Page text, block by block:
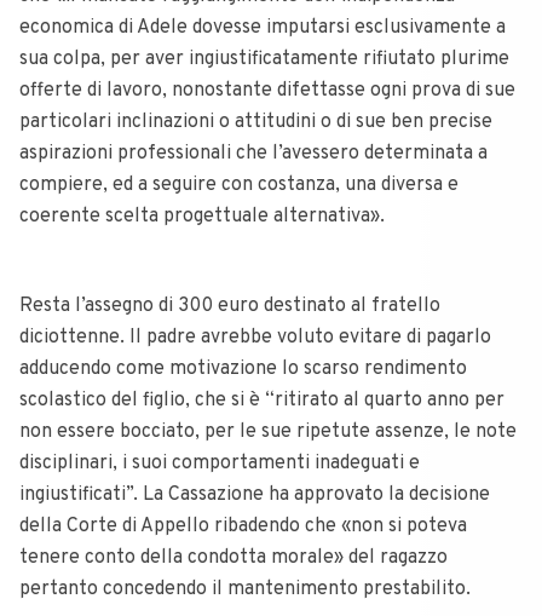
economica di Adele dovesse imputarsi esclusivamente a
sua colpa, per aver ingiustificatamente rifiutato plurime
offerte di lavoro, nonostante difettasse ogni prova di sue
particolari inclinazioni o attitudini o di sue ben precise
aspirazioni professionali che l’avessero determinata a
compiere, ed a seguire con costanza, una diversa e
coerente scelta progettuale alternativa».
Resta l’assegno di 300 euro destinato al fratello
diciottenne. Il padre avrebbe voluto evitare di pagarlo
adducendo come motivazione lo scarso rendimento
scolastico del figlio, che si è “ritirato al quarto anno per
non essere bocciato, per le sue ripetute assenze, le note
disciplinari, i suoi comportamenti inadeguati e
ingiustificati”. La Cassazione ha approvato la decisione
della Corte di Appello ribadendo che «non si poteva
tenere conto della condotta morale» del ragazzo
pertanto concedendo il mantenimento prestabilito.